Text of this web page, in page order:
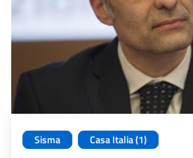
Sisma Casa Italia (1)